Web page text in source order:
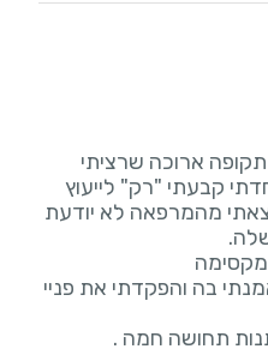
ארוכה שרציתי
קבעתי "רק" לייעוץ
מהמרפאה לא יודעת
בה והפקדתי את פניי